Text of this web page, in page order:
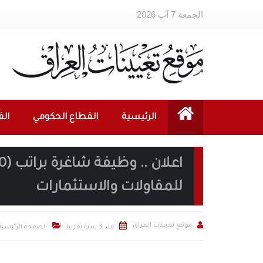
الجمعة 7 آب 2026
الرئيسية القطاع الحكومي
للمقاولات والاستثمارات
 موقع تعيينات العراق  منذ 3 سنة تقريبا  الصفحة